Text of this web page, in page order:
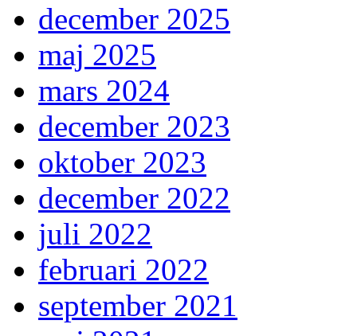
december 2025
maj 2025
mars 2024
december 2023
oktober 2023
december 2022
juli 2022
februari 2022
september 2021